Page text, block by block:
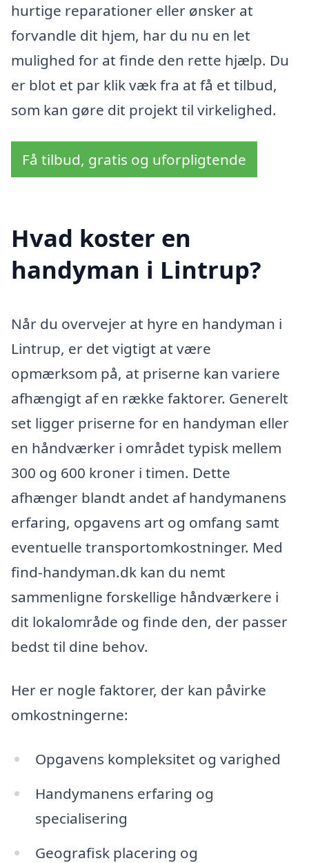
hurtige reparationer eller ønsker at
forvandle dit hjem, har du nu en let
mulighed for at finde den rette hjælp. Du
er blot et par klik væk fra at få et tilbud,
som kan gøre dit projekt til virkelighed.
Få tilbud, gratis og uforpligtende
Hvad koster en
handyman i Lintrup?
Når du overvejer at hyre en handyman i
Lintrup, er det vigtigt at være
opmærksom på, at priserne kan variere
afhængigt af en række faktorer. Generelt
set ligger priserne for en handyman eller
en håndværker i området typisk mellem
300 og 600 kroner i timen. Dette
afhænger blandt andet af handymanens
erfaring, opgavens art og omfang samt
eventuelle transportomkostninger. Med
find-handyman.dk kan du nemt
sammenligne forskellige håndværkere i
dit lokalområde og finde den, der passer
bedst til dine behov.
Her er nogle faktorer, der kan påvirke
omkostningerne:
Opgavens kompleksitet og varighed
Handymanens erfaring og
specialisering
Geografisk placering og